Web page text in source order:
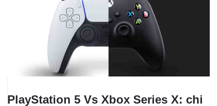
PlayStation 5 Vs Xbox Series X: chi